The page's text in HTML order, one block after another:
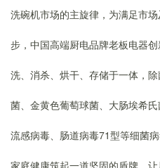
洗碗机市场的主旋律，为满足市
步，中国高端厨电品牌老板电器
洗、消杀、烘干、存储于一体，
菌、金黄色葡萄球菌、大肠埃希
流感病毒、肠道病毒71型等细菌
家庭健康筑起一道坚固的盾牌，让